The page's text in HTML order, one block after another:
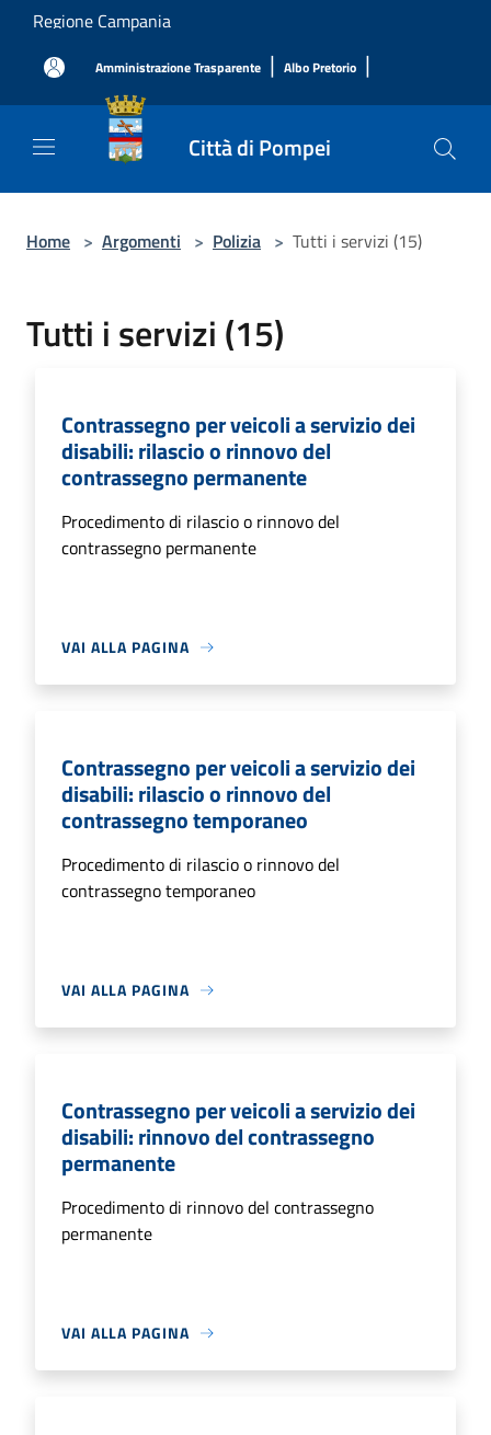
Salta al contenuto principale
Regione Campania
Amministrazione Trasparente | Albo Pretorio |
Città di Pompei
Home > Argomenti > Polizia > Tutti i servizi (15)
Tutti i servizi (15)
Contrassegno per veicoli a servizio dei
disabili: rilascio o rinnovo del
contrassegno permanente
Procedimento di rilascio o rinnovo del
contrassegno permanente
VAI ALLA PAGINA
Contrassegno per veicoli a servizio dei
disabili: rilascio o rinnovo del
contrassegno temporaneo
Procedimento di rilascio o rinnovo del
contrassegno temporaneo
VAI ALLA PAGINA
Contrassegno per veicoli a servizio dei
disabili: rinnovo del contrassegno
permanente
Procedimento di rinnovo del contrassegno
permanente
VAI ALLA PAGINA